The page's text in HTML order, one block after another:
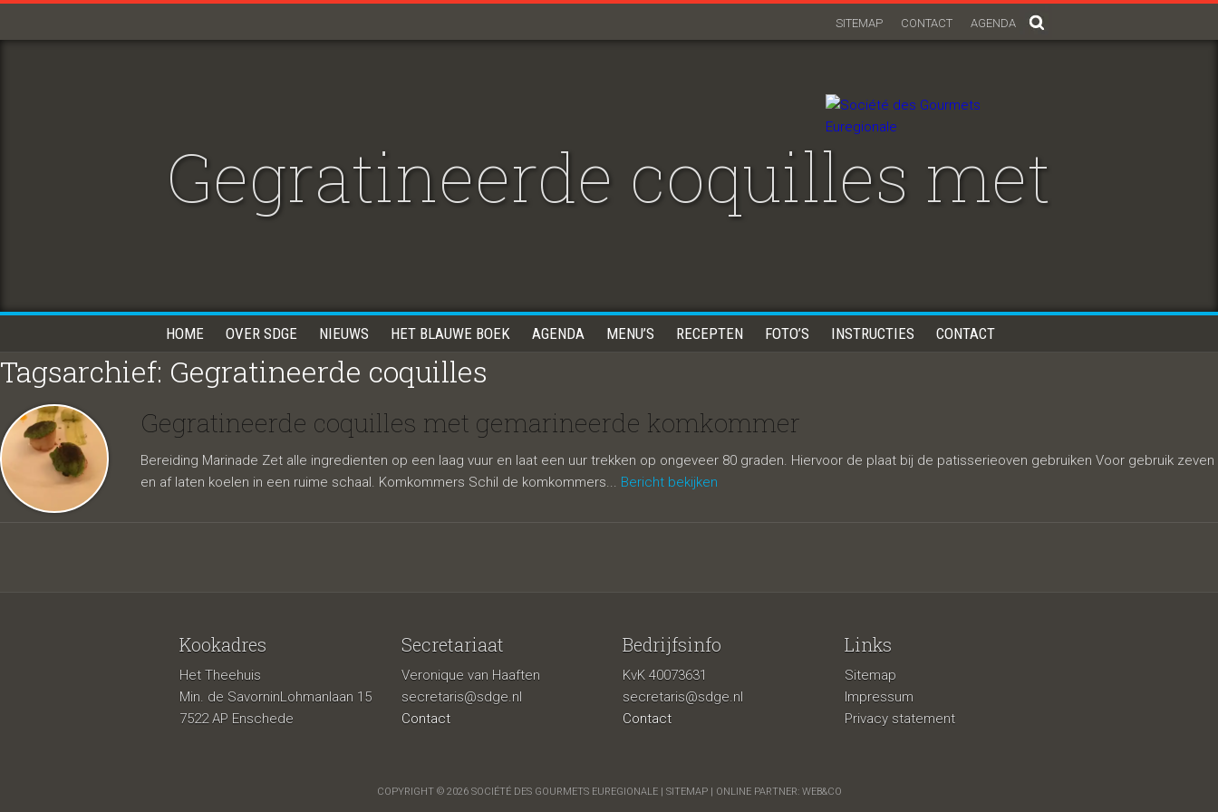
AGENDA
CONTACT
SITEMAP
Gegratineerde coquilles met
gemarineerde komkommer
HOME OVER SDGE NIEUWS HET BLAUWE BOEK AGENDA MENU’S RECEPTEN FOTO’S INSTRUCTIES CONTACT
Tagsarchief: Gegratineerde coquilles
Gegratineerde coquilles met gemarineerde komkommer
Bereiding Marinade Zet alle ingredienten op een laag vuur en laat een uur trekken op ongeveer 80 graden. Hiervoor de plaat bij de patisserieoven gebruiken Voor gebruik zeven
en af laten koelen in een ruime schaal. Komkommers Schil de komkommers... Bericht bekijken
Kookadres
Het Theehuis
Min. de SavorninLohmanlaan 15
7522 AP Enschede
Secretariaat
Veronique van Haaften
secretaris@sdge.nl
Contact
Bedrijfsinfo
KvK 40073631
secretaris@sdge.nl
Contact
Links
Sitemap
Impressum
Privacy statement
COPYRIGHT © 2026 SOCIÉTÉ DES GOURMETS EUREGIONALE | SITEMAP| ONLINE PARTNER: WEB&CO